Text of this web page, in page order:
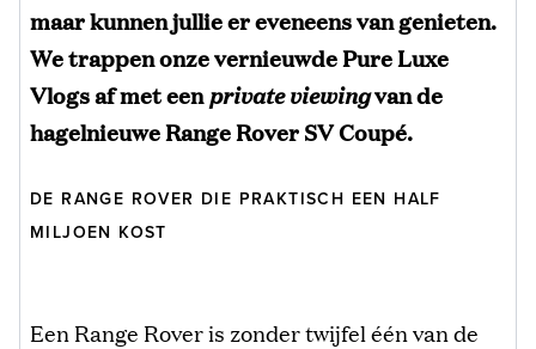
maar kunnen jullie er eveneens van genieten.
We trappen onze vernieuwde Pure Luxe
Vlogs af met eenprivate viewingvan de
hagelnieuwe Range Rover SV Coupé.
DE RANGE ROVER DIE PRAKTISCH EEN HALF
MILJOEN KOST
Een Range Rover is zonder twijfel één van de